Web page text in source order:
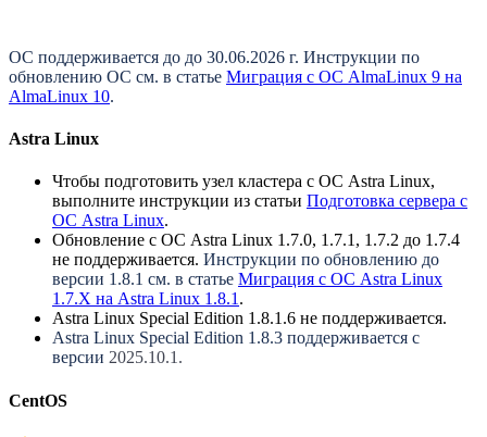
ОС поддерживается до до 30.06.2026 г. Инструкции по
обновлению ОС см. в статье Миграция с ОС AlmaLinux 9 на
AlmaLinux 10.
Astra Linux
Чтобы подготовить узел кластера с ОС Astra Linux,
выполните инструкции из статьи Подготовка сервера с
ОС Astra Linux.
Обновление с ОС Astra Linux 1.7.0, 1.7.1, 1.7.2 до 1.7.4
не поддерживается. Инструкции по обновлению до
версии 1.8.1 см. в статье Миграция с ОС Astra Linux
1.7.X на Astra Linux 1.8.1 .
Astra Linux Special Edition 1.8.1.6 не поддерживается.
Astra Linux Special Edition 1.8.3 поддерживается с
версии 2025.10.1.
CentOS